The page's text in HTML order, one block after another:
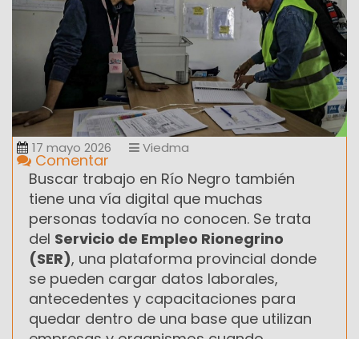
17 mayo 2026 Viedma
Comentar
Buscar trabajo en Río Negro también
tiene una vía digital que muchas
personas todavía no conocen. Se trata
del Servicio de Empleo Rionegrino
(SER), una plataforma provincial donde
se pueden cargar datos laborales,
antecedentes y capacitaciones para
quedar dentro de una base que utilizan